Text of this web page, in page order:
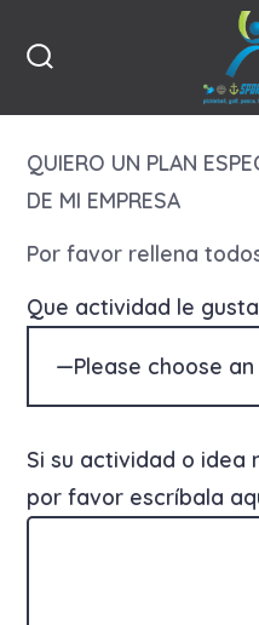
QUIERO UN PLAN
DE MI EMPRESA
Por favor rellena
Que actividad le
Si su actividad o idea
por favor escríbala